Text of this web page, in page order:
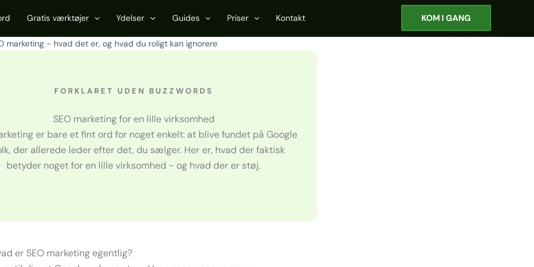
Gratis værktøjer Ydelser Guides Priser Kontakt KOM I GANG
marketing - hvad det er, og hvad du roligt kan ignorere
FORKLARET UDEN BUZZWORDS
SEO marketing for en lille virksomhed
er bare et fint ord for noget enkelt: at blive fundet på Google
der allerede leder efter det, du sælger. Her er, hvad der faktisk
betyder noget for en lille virksomhed - og hvad der er støj.
er SEO marketing egentlig?